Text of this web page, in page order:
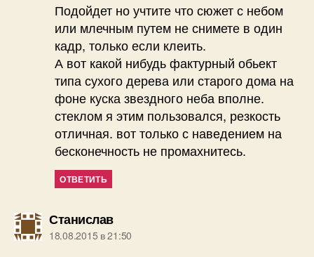
Подойдет но учтите что сюжет с небом
или млечным путем не снимете в один
кадр, только если клеить.
А вот какой нибудь фактурный обьект
типа сухого дерева или старого дома на
фоне куска звездного неба вполне.
стеклом я этим пользовался, резкость
отличная. вот только с наведением на
бесконечность не промахнитесь.
ОТВЕТИТЬ
Станиславпишет:
18.08.2015 в 21:50